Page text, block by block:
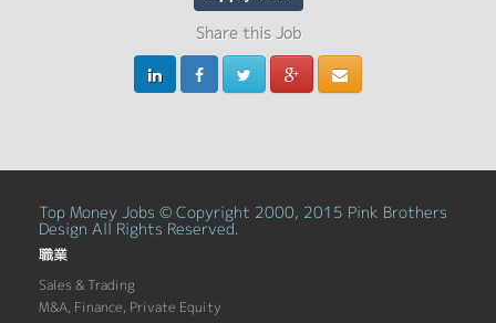
Share this Job
Top Money Jobs © Copyright 2000, 2015 Pink Brothers
Design All Rights Reserved.
職業
Sales & Trading
M&A, Finance, Private Equity